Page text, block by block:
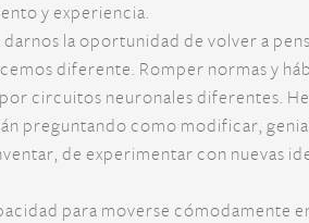
y experiencia.
la oportunidad de volver a
diferente. Romper normas y
circuitos neuronales diferentes.
preguntando como modificar,
de experimentar con nuevas
para moverse cómodamente